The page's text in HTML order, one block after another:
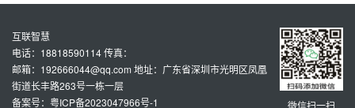
微信扫一扫
互联智慧
电话：18818590114 传真：
邮箱：192666044@qq.com 地址：广东省深圳市光明区凤凰
街道长丰路263号一栋一层
备案号：粤ICP备2023047966号-1